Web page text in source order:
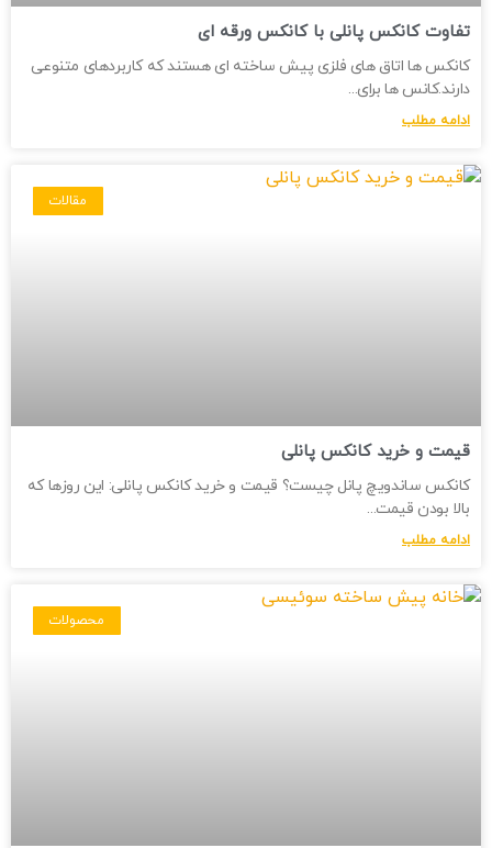
تفاوت کانکس پانلی با کانکس ورقه ای
کانکس ها اتاق های فلزی پیش ساخته ای هستند که کاربردهای متنوعی
دارند.کانس ها برای
ادامه مطلب
مقالات
قیمت و خرید کانکس پانلی
کانکس ساندویچ پانل چیست؟ قیمت و خرید کانکس پانلی: این روزها که
بالا بودن قیمت
ادامه مطلب
محصولات